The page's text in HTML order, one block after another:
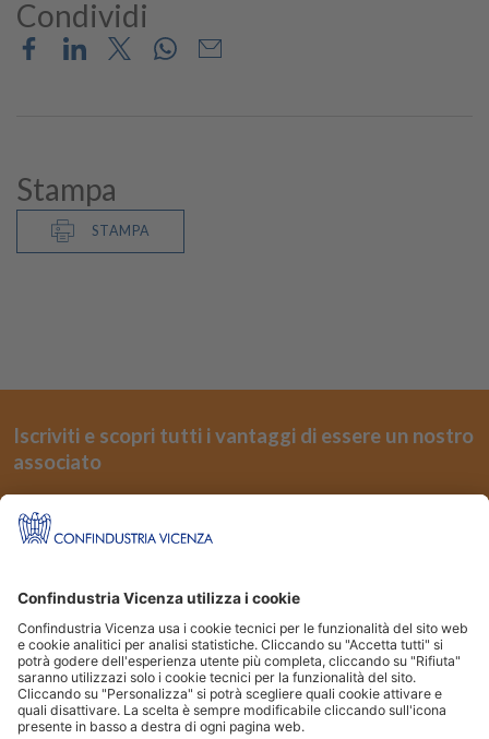
Condividi
Stampa
STAMPA
Iscriviti e scopri tutti i vantaggi di essere un nostro
associato
Seguici su
Siti Partner:
Niuko
Energindustria